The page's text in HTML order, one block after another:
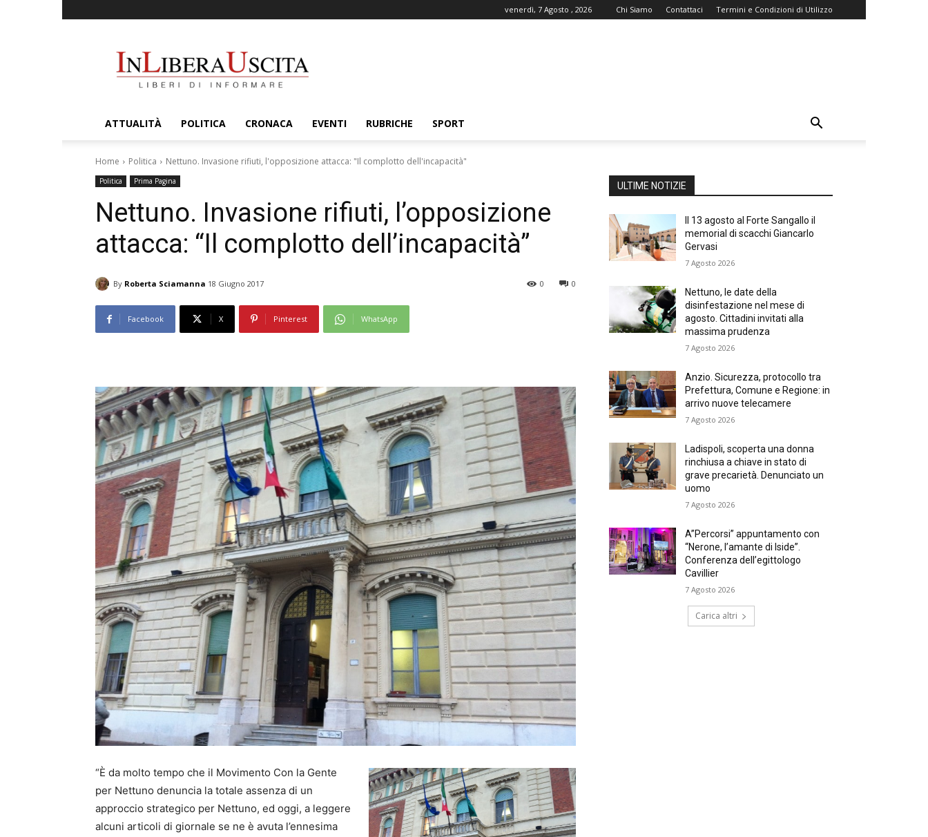
venerdì, 7 Agosto , 2026 Chi Siamo Contattaci Termini e Condizioni di Utilizzo
ATTUALITÀ POLITICA CRONACA EVENTI RUBRICHE SPORT
Home Politica Nettuno. Invasione rifiuti, l'opposizione attacca: "Il complotto dell'incapacità"
Politica Prima Pagina
Nettuno. Invasione rifiuti, l’opposizione
attacca: “Il complotto dell’incapacità”
By Roberta Sciamanna 18 Giugno 2017 0
0
Facebook X Pinterest WhatsApp
“È da molto tempo che il Movimento Con la Gente
per Nettuno denuncia la totale assenza di un
approccio strategico per Nettuno, ed oggi, a leggere
alcuni articoli di giornale se ne è avuta l’ennesima
ULTIME NOTIZIE
Il 13 agosto al Forte Sangallo il
memorial di scacchi Giancarlo
Gervasi
7 Agosto 2026
Nettuno, le date della
disinfestazione nel mese di
agosto. Cittadini invitati alla
massima prudenza
7 Agosto 2026
Anzio. Sicurezza, protocollo tra
Prefettura, Comune e Regione: in
arrivo nuove telecamere
7 Agosto 2026
Ladispoli, scoperta una donna
rinchiusa a chiave in stato di
grave precarietà. Denunciato un
uomo
7 Agosto 2026
A”Percorsi” appuntamento con
“Nerone, l’amante di Iside”.
Conferenza dell’egittologo
Cavillier
7 Agosto 2026
Carica altri